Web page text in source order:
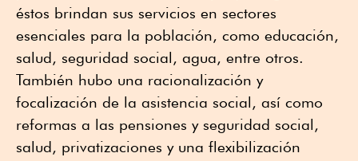
éstos brindan sus servicios en sectores
esenciales para la población, como educación,
salud, seguridad social, agua, entre otros.
También hubo una racionalización y
focalización de la asistencia social, así como
reformas a las pensiones y seguridad social,
salud, privatizaciones y una flexibilización